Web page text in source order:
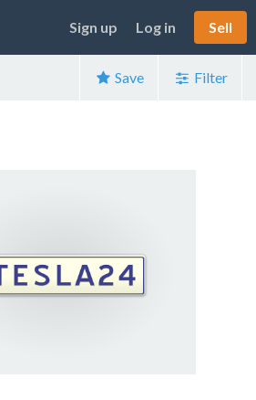
Sign up Log in Sell
Save Filter